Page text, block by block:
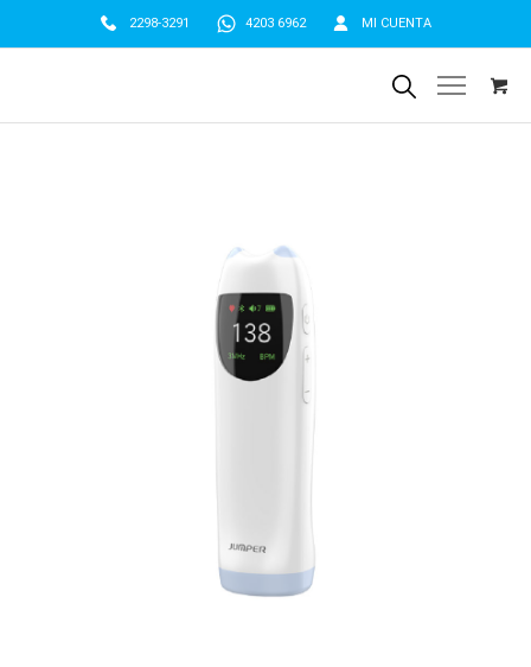
2298-3291 4203 6962 MI CUENTA